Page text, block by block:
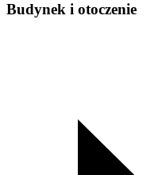
Budynek i otoczenie